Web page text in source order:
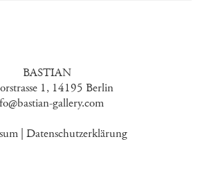
BASTIAN
1, 14195 Berlin
gallery.com
| Datenschutzerklärung